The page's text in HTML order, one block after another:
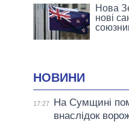
Нова
нові
НОВИНИ
17:27
На Сумщині
внаслідок